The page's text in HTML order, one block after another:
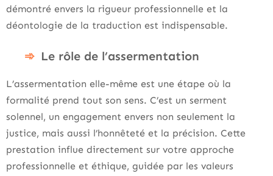
démontré envers la rigueur professionnelle et la
déontologie de la traduction est indispensable.
Le rôle de l’assermentation
L’assermentation elle-même est une étape où la
formalité prend tout son sens. C’est un serment
solennel, un engagement envers non seulement la
justice, mais aussi l’honnêteté et la précision. Cette
prestation influe directement sur votre approche
professionnelle et éthique, guidée par les valeurs